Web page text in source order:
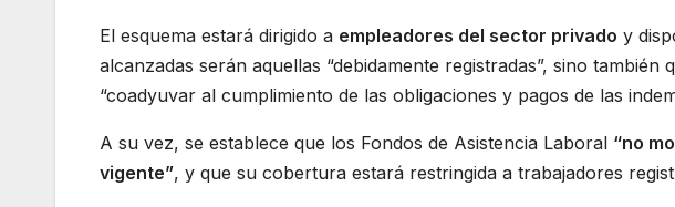
El esquema estará dirigido a empleadores del sector privado y
alcanzadas serán aquellas “debidamente registradas”, sino
“coadyuvar al cumplimiento de las obligaciones y pagos de las
A su vez, se establece que los Fondos de Asistencia Laboral “no
vigente”, y que su cobertura estará restringida a trabajadores